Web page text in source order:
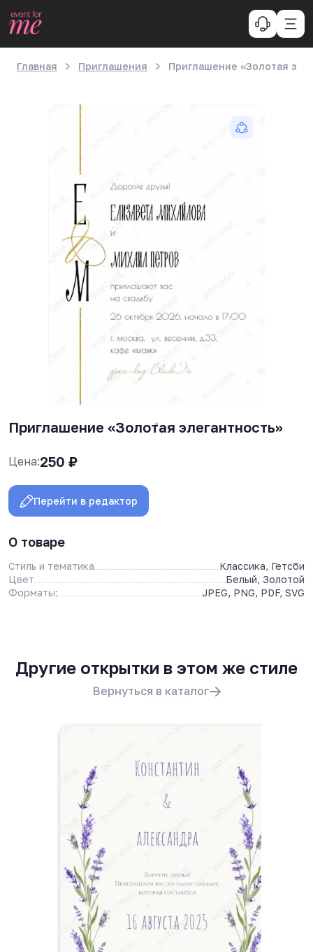
Главная Приглашения Приглашение «Золотая
Приглашение «Золотая элегантность»
Цена:250 ₽
Перейти в редактор
О товаре
Стиль и тематика
Классика, Гетсби
Цвет
Белый, Золотой
Форматы:
JPEG, PNG, PDF, SVG
Другие открытки в этом же стиле
Вернуться в каталог